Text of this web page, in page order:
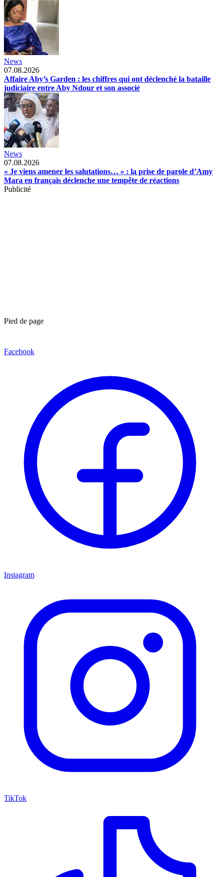
News
07.08.2026
Affaire Aby’s Garden : les chiffres qui ont déclenché la bataille
judiciaire entre Aby Ndour et son associé
News
07.08.2026
« Je viens amener les salutations… » : la prise de parole d’Amy
Mara en français déclenche une tempête de réactions
Publicité
Pied de page
Facebook
Instagram
TikTok